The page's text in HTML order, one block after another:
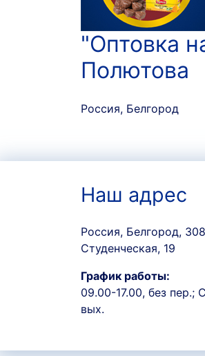
"Оптовка
Полютова
Россия, Белгород
Наш адрес
Россия, Белгород,
Студенческая, 19
График работы:
09.00-17.00, без пер.;
вых.